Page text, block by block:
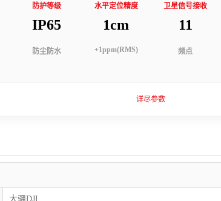
防护等级
IP65
防尘防水
水平定位精度
1cm
+1ppm(RMS)
卫星信号接收
11
频点
详尽参数
大疆DJI